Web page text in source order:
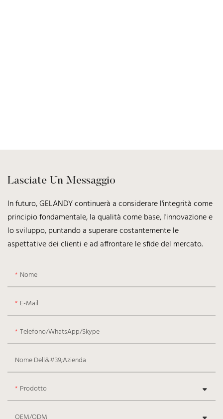
Lasciate Un Messaggio
In futuro, GELANDY continuerà a considerare l'integrità come
principio fondamentale, la qualità come base, l'innovazione e
lo sviluppo, puntando a superare costantemente le
aspettative dei clienti e ad affrontare le sfide del mercato.
Nome
E-Mail
Telefono/WhatsApp/Skype
Nome Dell&#39;azienda
Prodotto